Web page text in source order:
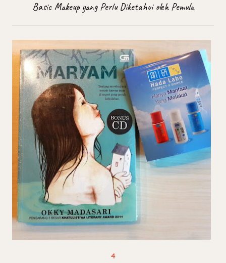
Basic Makeup yang Perlu Diketahui oleh Pemula